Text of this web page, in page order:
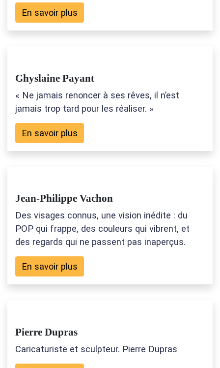
En savoir plus
Ghyslaine Payant
« Ne jamais renoncer à ses rêves, il n’est
jamais trop tard pour les réaliser. »
En savoir plus
Jean-Philippe Vachon
Des visages connus, une vision inédite : du
POP qui frappe, des couleurs qui vibrent, et
des regards qui ne passent pas inaperçus.
En savoir plus
Pierre Dupras
Caricaturiste et sculpteur. Pierre Dupras